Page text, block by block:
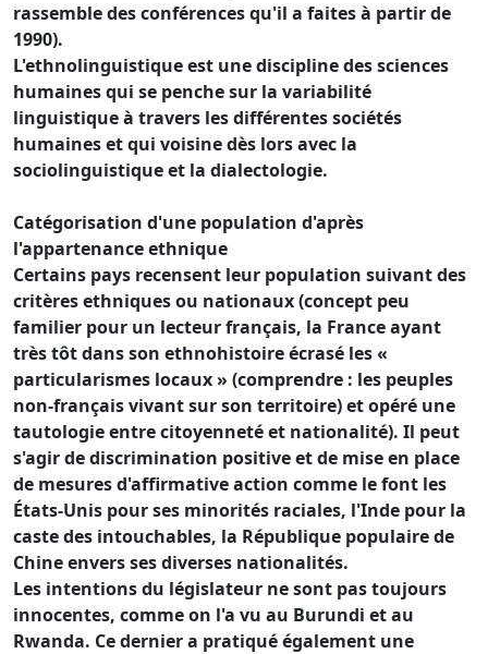
rassemble des conférences qu'il a faites à partir de
1990).
L'ethnolinguistique est une discipline des sciences
humaines qui se penche sur la variabilité
linguistique à travers les différentes sociétés
humaines et qui voisine dès lors avec la
sociolinguistique et la dialectologie.
Catégorisation d'une population d'après
l'appartenance ethnique
Certains pays recensent leur population suivant des
critères ethniques ou nationaux (concept peu
familier pour un lecteur français, la France ayant
très tôt dans son ethnohistoire écrasé les «
particularismes locaux » (comprendre : les peuples
non-français vivant sur son territoire) et opéré une
tautologie entre citoyenneté et nationalité). Il peut
s'agir de discrimination positive et de mise en place
de mesures d'affirmative action comme le font les
États-Unis pour ses minorités raciales, l'Inde pour la
caste des intouchables, la République populaire de
Chine envers ses diverses nationalités.
Les intentions du législateur ne sont pas toujours
innocentes, comme on l'a vu au Burundi et au
Rwanda. Ce dernier a pratiqué également une